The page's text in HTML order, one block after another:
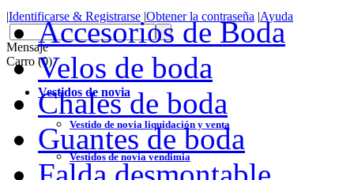
|Identificarse & Registrarse |Obtener la contraseña |Ayuda
Mensaje
Carro (0)
Vestidos de novia
Vestido de novia liquidación y venta
Vestidos de novia vendimia
Accesorios de Boda
Velos de boda
Chales de boda
Guantes de boda